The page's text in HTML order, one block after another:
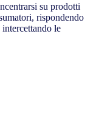
su prodotti
rispondendo
le